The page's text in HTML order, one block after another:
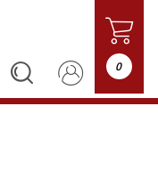
0